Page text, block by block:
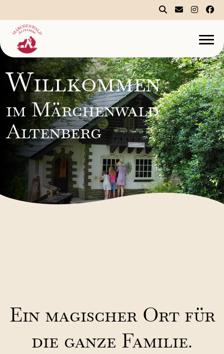
Willkommen
im Märchenwald
Altenberg
Ein magischer Ort für
die ganze Familie.